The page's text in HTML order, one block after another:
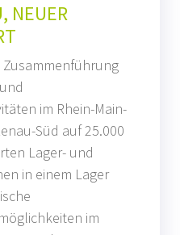
NEUER
im Rhein-Main-
Süd auf 25.000
Lager- und
in einem Lager
im